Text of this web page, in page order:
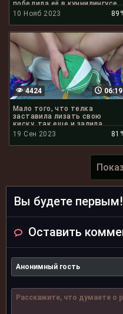
победила её в куннилингусе
10 Нояб 2023
06:19
4424
Мало того, что телка
заставила лизать свою
киску, так еще и залила
друга сквиртом
19 Сен 2023
Вы будете первым!
Оставить